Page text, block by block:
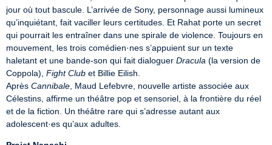
jour où tout bascule. L’arrivée de Sony, personnage aussi lumineux
qu’inquiétant, fait vaciller leurs certitudes. Et Rahat porte un secret
qui pourrait les entraîner dans une spirale de violence. Toujours en
mouvement, les trois comédien·nes s’appuient sur un texte
haletant et une bande-son qui fait dialoguer Dracula (la version de
Coppola), Fight Club et Billie Eilish.
Après Cannibale , Maud Lefebvre, nouvelle artiste associée aux
Célestins, affirme un théâtre pop et sensoriel, à la frontière du réel
et de la fiction. Un théâtre rare qui s’adresse autant aux
adolescent·es qu’aux adultes.